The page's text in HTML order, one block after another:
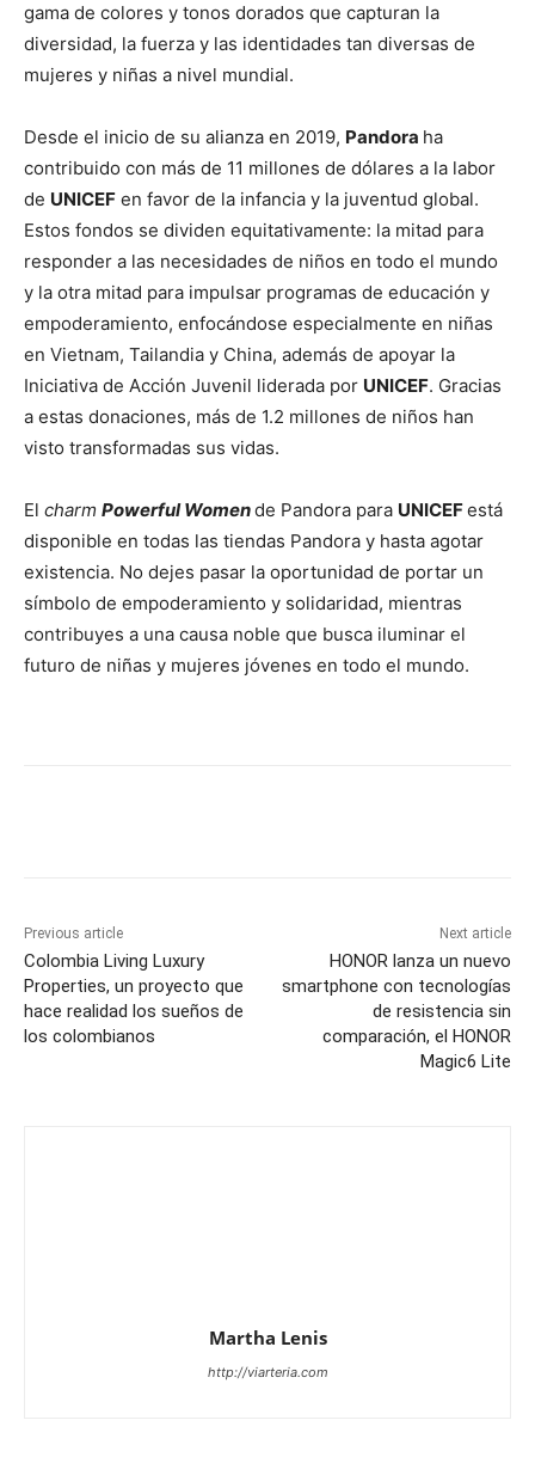
gama de colores y tonos dorados que capturan la
diversidad, la fuerza y las identidades tan diversas de
mujeres y niñas a nivel mundial.
Desde el inicio de su alianza en 2019, Pandora ha
contribuido con más de 11 millones de dólares a la labor
de UNICEF en favor de la infancia y la juventud global.
Estos fondos se dividen equitativamente: la mitad para
responder a las necesidades de niños en todo el mundo
y la otra mitad para impulsar programas de educación y
empoderamiento, enfocándose especialmente en niñas
en Vietnam, Tailandia y China, además de apoyar la
Iniciativa de Acción Juvenil liderada por UNICEF. Gracias
a estas donaciones, más de 1.2 millones de niños han
visto transformadas sus vidas.
El charm Powerful Womende Pandora para UNICEFestá
disponible en todas las tiendas Pandora y hasta agotar
existencia. No dejes pasar la oportunidad de portar un
símbolo de empoderamiento y solidaridad, mientras
contribuyes a una causa noble que busca iluminar el
futuro de niñas y mujeres jóvenes en todo el mundo.
Previous article
Colombia Living Luxury
Properties, un proyecto que
hace realidad los sueños de
los colombianos
Next article
HONOR lanza un nuevo
smartphone con tecnologías
de resistencia sin
comparación, el HONOR
Magic6 Lite
Martha Lenis
http://viarteria.com